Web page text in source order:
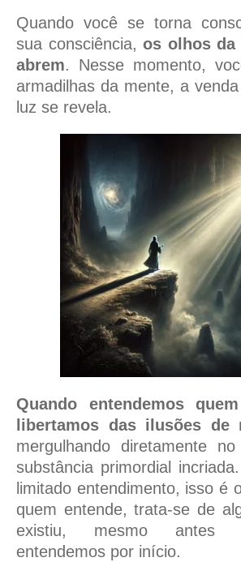
Quando você se torna
sua consciência, os olhos da
abrem. Nesse momento,
armadilhas da mente, a
luz se revela.
Quando entendemos
libertamos das ilusões de
mergulhando diretamente
substância primordial
limitado entendimento, isso é
quem entende, trata-se de
existiu, mesmo antes
entendemos por início.